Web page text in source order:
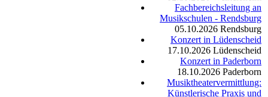
Fachbereichsleitung an
Musikschulen - Rendsburg
05.10.2026 Rendsburg
Konzert in Lüdenscheid
17.10.2026 Lüdenscheid
Konzert in Paderborn
18.10.2026 Paderborn
Musiktheatervermittlung:
Künstlerische Praxis und